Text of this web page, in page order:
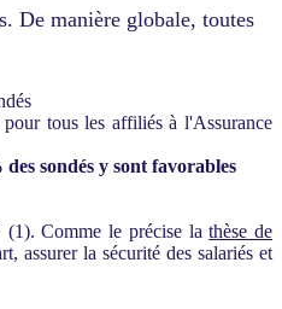
De manière globale, toutes
tous les affiliés à l'Assurance
des sondés y sont favorables
(1). Comme le précise lathèse de
assurer la sécurité des salariés et